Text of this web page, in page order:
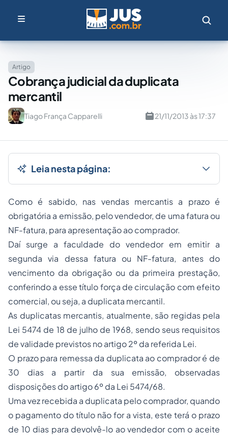
Artigo
Cobrança judicial da duplicata
mercantil
Tiago França Capparelli 21/11/2013 às 17:37
Leia nesta página:
Como é sabido, nas vendas mercantis a prazo é
obrigatória a emissão, pelo vendedor, de uma fatura ou
NF-fatura, para apresentação ao comprador.
Daí surge a faculdade do vendedor em emitir a
segunda via dessa fatura ou NF-fatura, antes do
vencimento da obrigação ou da primeira prestação,
conferindo a esse título força de circulação com efeito
comercial, ou seja, a duplicata mercantil.
As duplicatas mercantis, atualmente, são regidas pela
Lei 5474 de 18 de julho de 1968, sendo seus requisitos
de validade previstos no artigo 2º da referida Lei.
O prazo para remessa da duplicata ao comprador é de
30 dias a partir da sua emissão, observadas
disposições do artigo 6º da Lei 5474/68.
Uma vez recebida a duplicata pelo comprador, quando
o pagamento do título não for a vista, este terá o prazo
de 10 dias para devolvê-lo ao vendedor com o aceite